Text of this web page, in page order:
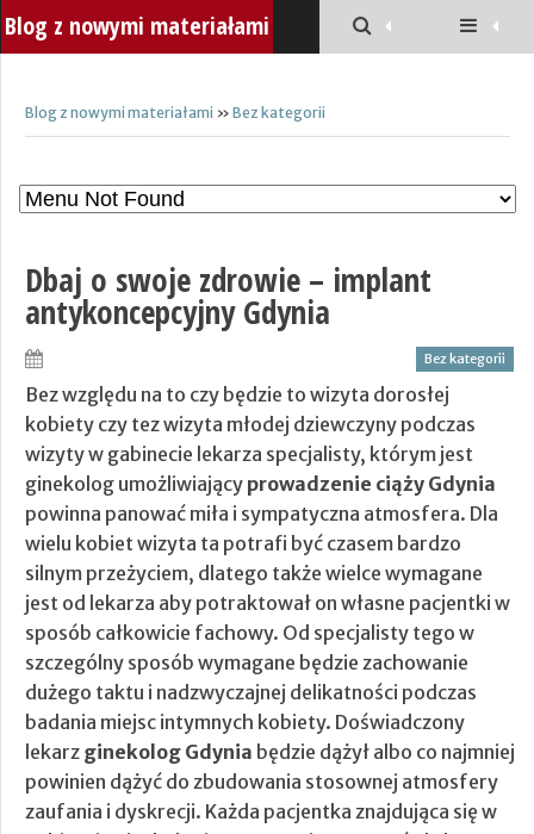
Blog z nowymi materiałami
Blog z nowymi materiałami » Bez kategorii
Dbaj o swoje zdrowie – implant
antykoncepcyjny Gdynia
Bez kategorii
Bez względu na to czy będzie to wizyta dorosłej
kobiety czy tez wizyta młodej dziewczyny podczas
wizyty w gabinecie lekarza specjalisty, którym jest
ginekolog umożliwiający prowadzenie ciąży Gdynia
powinna panować miła i sympatyczna atmosfera. Dla
wielu kobiet wizyta ta potrafi być czasem bardzo
silnym przeżyciem, dlatego także wielce wymagane
jest od lekarza aby potraktował on własne pacjentki w
sposób całkowicie fachowy. Od specjalisty tego w
szczególny sposób wymagane będzie zachowanie
dużego taktu i nadzwyczajnej delikatności podczas
badania miejsc intymnych kobiety. Doświadczony
lekarz ginekolog Gdynia będzie dążył albo co najmniej
powinien dążyć do zbudowania stosownej atmosfery
zaufania i dyskrecji. Każda pacjentka znajdująca się w